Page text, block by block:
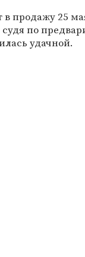
в продажу 25
судя по
удачной.